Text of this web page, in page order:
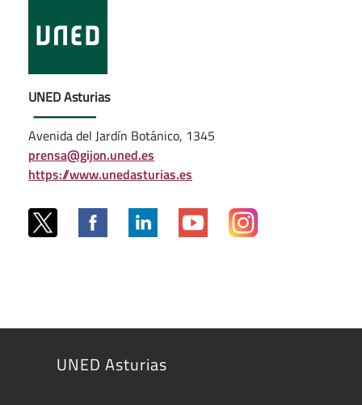
UNED Asturias
Avenida del Jardín Botánico, 1345
prensa@gijon.uned.es
https://www.unedasturias.es
UNED Asturias